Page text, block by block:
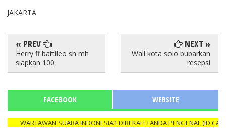
JAKARTA
« PREV
Herry ff battileo sh mh
siapkan 100
NEXT »
Wali kota solo bubarkan
resepsi
FACEBOOK WEBSITE
SUARA INDONESIA1 DIBEKALI TANDA PENGENAL (ID CARD)